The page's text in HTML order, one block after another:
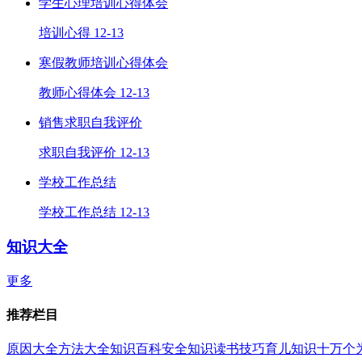
学生心理培训心得体会
培训心得 12-13
寒假教师培训心得体会
教师心得体会 12-13
销售求职自我评价
求职自我评价 12-13
学校工作总结
学校工作总结 12-13
知识大全
更多
推荐栏目
原因大全方法大全知识百科安全知识读书技巧育儿知识十万个